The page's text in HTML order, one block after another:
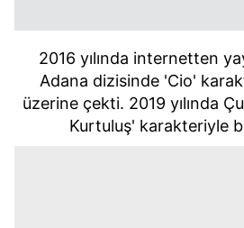
2016 yılında internetten
Adana dizisinde 'Cio'
üzerine çekti. 2019 yılında
Kurtuluş' karakteriyle